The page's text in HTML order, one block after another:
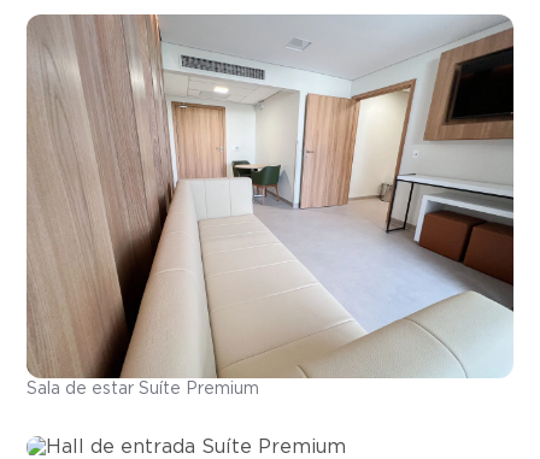
Sala de estar Suíte Premium